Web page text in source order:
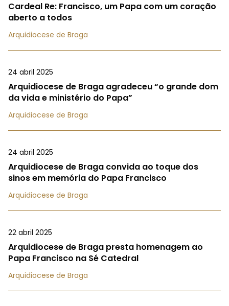
Cardeal Re: Francisco, um Papa com um coração
aberto a todos
Arquidiocese de Braga
24 abril 2025
Arquidiocese de Braga agradeceu “o grande dom
da vida e ministério do Papa”
Arquidiocese de Braga
24 abril 2025
Arquidiocese de Braga convida ao toque dos
sinos em memória do Papa Francisco
Arquidiocese de Braga
22 abril 2025
Arquidiocese de Braga presta homenagem ao
Papa Francisco na Sé Catedral
Arquidiocese de Braga